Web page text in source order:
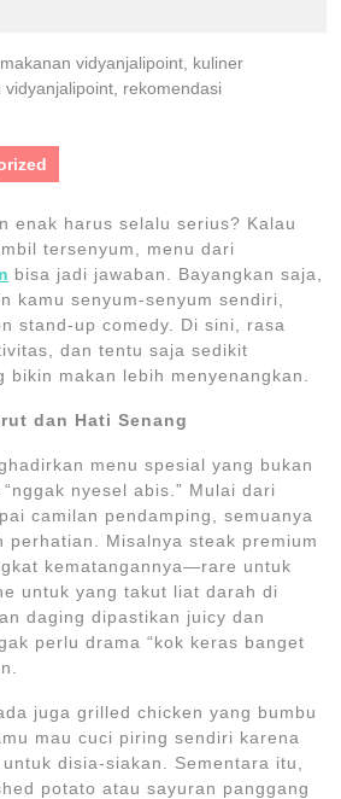
enak harus selalu serius? Kalau
tersenyum, menu dari
bisa jadi jawaban. Bayangkan saja,
kamu senyum-senyum sendiri,
stand-up comedy. Di sini, rasa
dan tentu saja sedikit
bikin makan lebih menyenangkan.
dan Hati Senang
menu spesial yang bukan
nyesel abis.” Mulai dari
camilan pendamping, semuanya
perhatian. Misalnya steak premium
kematangannya—rare untuk
untuk yang takut liat darah di
daging dipastikan juicy dan
perlu drama “kok keras banget
juga grilled chicken yang bumbu
mau cuci piring sendiri karena
disia-siakan. Sementara itu,
potato atau sayuran panggang